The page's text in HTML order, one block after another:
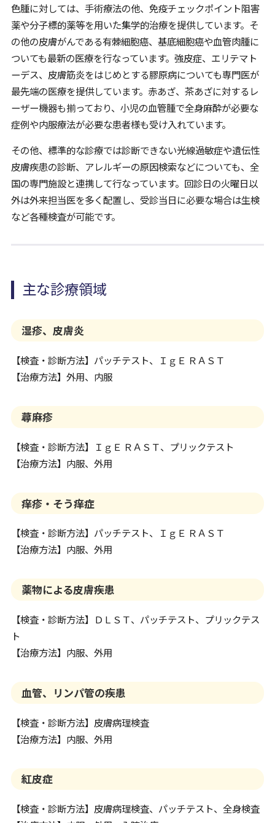
色腫に対しては、手術療法の他、免疫チェックポイント阻害
薬や分子標的薬等を用いた集学的治療を提供しています。そ
の他の皮膚がんである有棘細胞癌、基底細胞癌や血管肉腫に
ついても最新の医療を行なっています。強皮症、エリテマト
ーデス、皮膚筋炎をはじめとする膠原病についても専門医が
最先端の医療を提供しています。赤あざ、茶あざに対するレ
ーザー機器も揃っており、小児の血管腫で全身麻酔が必要な
症例や内服療法が必要な患者様も受け入れています。
その他、標準的な診療では診断できない光線過敏症や遺伝性
皮膚疾患の診断、アレルギーの原因検索などについても、全
国の専門施設と連携して行なっています。回診日の火曜日以
外は外来担当医を多く配置し、受診当日に必要な場合は生検
など各種検査が可能です。
主な診療領域
湿疹、皮膚炎
【検査・診断方法】パッチテスト、ＩｇＥ ＲＡＳＴ
【治療方法】外用、内服
蕁麻疹
【検査・診断方法】ＩｇＥ ＲＡＳＴ、プリックテスト
【治療方法】内服、外用
痒疹・そう痒症
【検査・診断方法】パッチテスト、ＩｇＥ ＲＡＳＴ
【治療方法】内服、外用
薬物による皮膚疾患
【検査・診断方法】ＤＬＳＴ、パッチテスト、プリックテス
ト
【治療方法】内服、外用
血管、リンパ管の疾患
【検査・診断方法】皮膚病理検査
【治療方法】内服、外用
紅皮症
【検査・診断方法】皮膚病理検査、パッチテスト、全身検査